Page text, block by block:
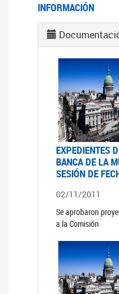
INFORMACIÓN
EXPEDIENTES
BANCA DE LA
SESIÓN DE
02/11/2011
Se aprobaron
a la Comisión